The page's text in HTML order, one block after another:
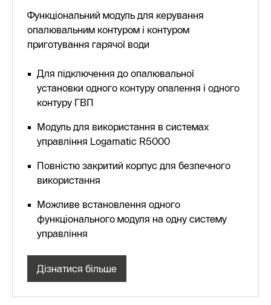
Функціональний модуль для керування
опалювальним контуром і контуром
приготування гарячої води
Для підключення до опалювальної
установки одного контуру опалення і одного
контуру ГВП
Модуль для використання в системах
управління Logamatic R5000
Повністю закритий корпус для безпечного
використання
Можливе встановлення одного
функціонального модуля на одну систему
управління
Дізнатися більше